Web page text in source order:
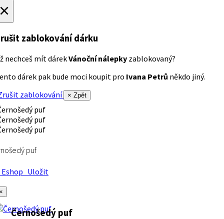
zablokování dárku
nechceš mít dárekVánoční nálepky zablokovaný?
dárek pak bude moci koupit pro Ivana Petrů někdo jiný.
zablokování
× Zpět
puf
Uložit
Černošedý puf